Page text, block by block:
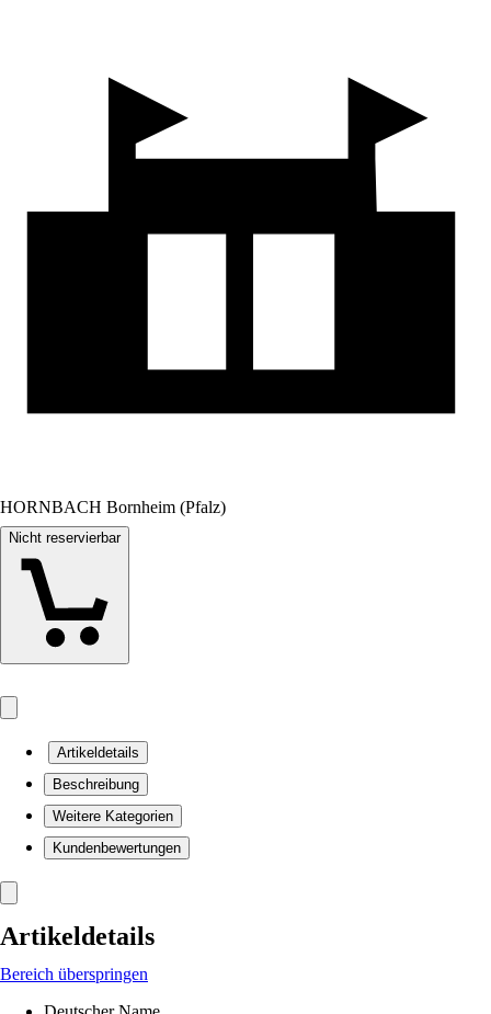
HORNBACH Bornheim (Pfalz)
Nicht reservierbar
Artikeldetails
Beschreibung
Weitere Kategorien
Kundenbewertungen
Artikeldetails
Bereich überspringen